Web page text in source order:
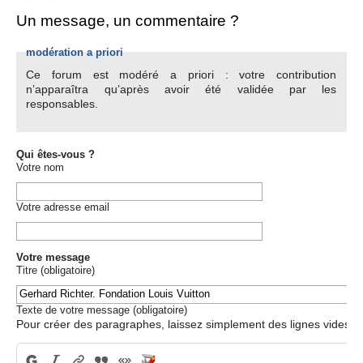
Un message, un commentaire ?
modération a priori
Ce forum est modéré a priori : votre contribution
n’apparaîtra qu’après avoir été validée par les
responsables.
Qui êtes-vous ?
Votre nom
Votre adresse email
Votre message
Titre (obligatoire)
Texte de votre message (obligatoire)
Pour créer des paragraphes, laissez simplement des lignes vides.